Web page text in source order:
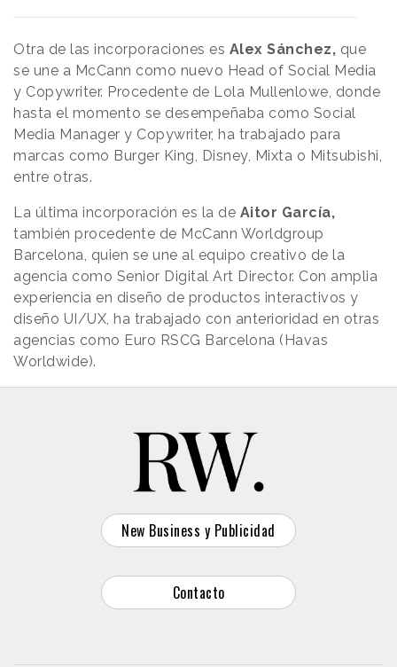
Otra de las incorporaciones es Alex Sánchez, que
se une a McCann como nuevo Head of Social Media
y Copywriter. Procedente de Lola Mullenlowe, donde
hasta el momento se desempeñaba como Social
Media Manager y Copywriter, ha trabajado para
marcas como Burger King, Disney, Mixta o Mitsubishi,
entre otras.
La última incorporación es la de Aitor García,
también procedente de McCann Worldgroup
Barcelona, quien se une al equipo creativo de la
agencia como Senior Digital Art Director. Con amplia
experiencia en diseño de productos interactivos y
diseño UI/UX, ha trabajado con anterioridad en otras
agencias como Euro RSCG Barcelona (Havas
Worldwide).
New Business y Publicidad
Contacto